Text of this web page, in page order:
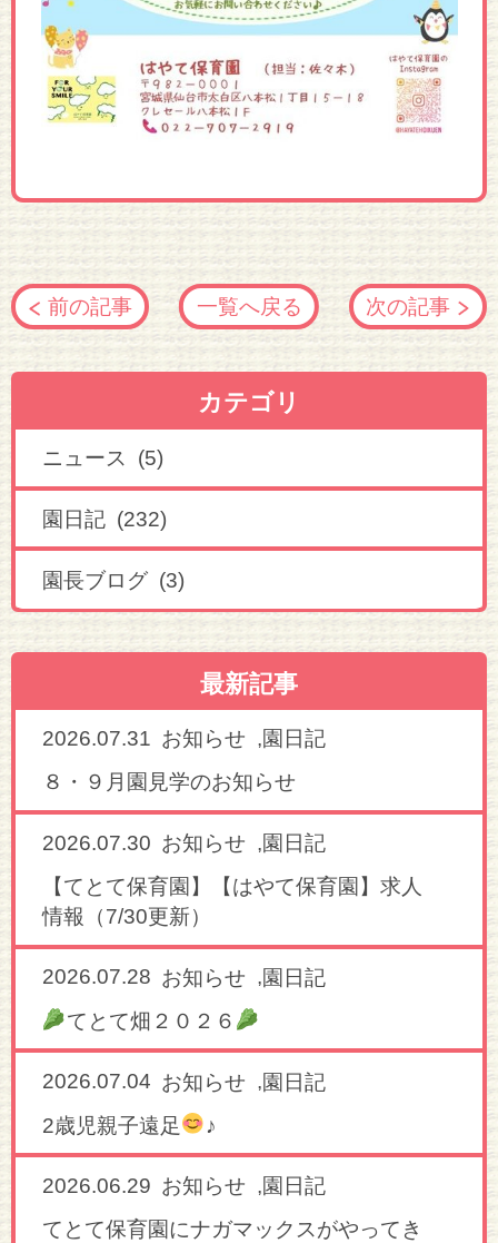
前の記事 一覧へ戻る 次の記事
カテゴリ
ニュース (5)
園日記 (232)
園長ブログ (3)
最新記事
2026.07.31 お知らせ ,園日記
８・９月園見学のお知らせ
2026.07.30 お知らせ ,園日記
【てとて保育園】【はやて保育園】求人
情報（7/30更新）
2026.07.28 お知らせ ,園日記
てとて畑２０２６
2026.07.04 お知らせ ,園日記
2歳児親子遠足
♪
2026.06.29 お知らせ ,園日記
てとて保育園にナガマックスがやってき